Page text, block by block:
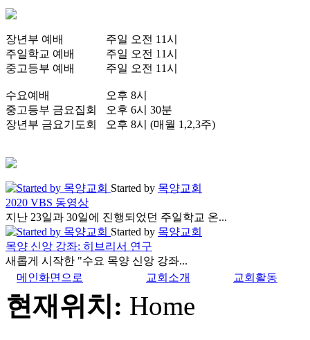
장년부 예배
주일 오전 11시
주일학교 예배
주일 오전 11시
중고등부 예배
주일 오전 11시
수요예배
오후 8시
중고등부 금요집회
오후 6시 30분
장년부 금요기도회
오후 8시 (매월 1,2,3주)
Started by 목양교회
2020 VBS 동영상
지난 23일과 30일에 진행되었던 주일학교 온...
Started by 목양교회
목양 신앙 강좌: 히브리서 연구
새롭게 시작한 "수요 목양 신앙 강좌...
메인화면으로
교회소개 교회활동
현재위치: Home